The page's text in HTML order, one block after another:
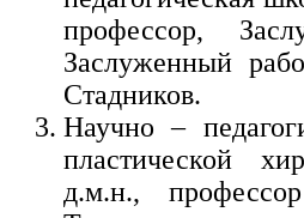
профессор,
Заслуженный
Стадников.
Научно –
пластической
д.м.н.,